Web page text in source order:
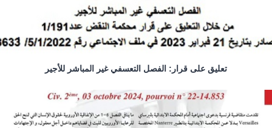
تعليق على قرار: الفصل التعسفي غير المباشر للأجير